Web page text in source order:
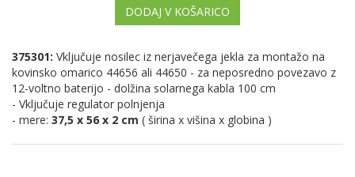
DODAJ V KOŠARICO
375301: Vključuje nosilec iz nerjavečega jekla za montažo na
kovinsko omarico 44656 ali 44650 - za neposredno povezavo z
12-voltno baterijo - dolžina solarnega kabla 100 cm
- Vključuje regulator polnjenja
- mere: 37,5 x 56 x 2 cm ( širina x višina x globina )